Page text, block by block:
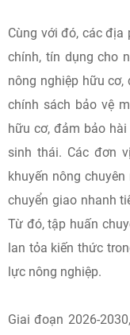
Cùng với đó, các
chính, tín dụng cho
nông nghiệp hữu
chính sách bảo vệ
hữu cơ, đảm bảo
sinh thái. Các đơn
khuyến nông
chuyển giao nhanh
Từ đó, tập huấn
lan tỏa kiến thức
lực nông nghiệp.
Giai đoạn 2026-